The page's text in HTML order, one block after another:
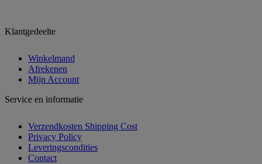
Klantgedeelte
Winkelmand
Afrekenen
Mijn Account
Service en informatie
Verzendkosten Shipping Cost
Privacy Policy
Leveringscondities
Contact